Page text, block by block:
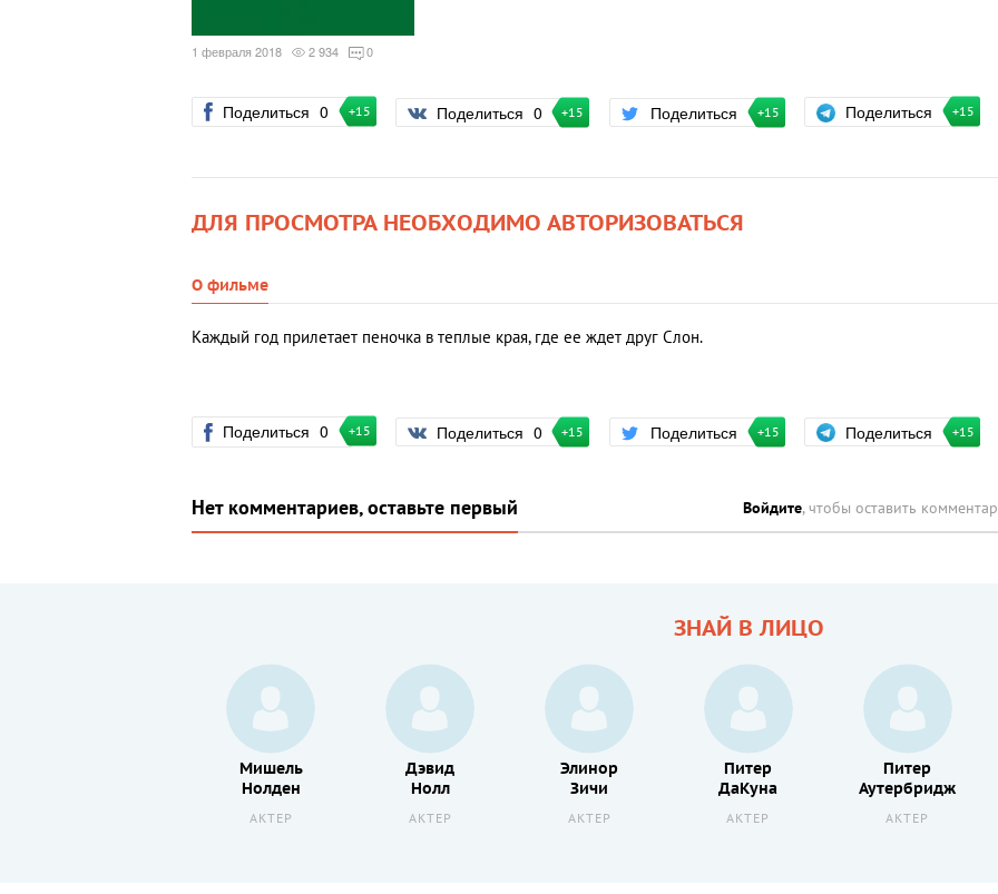
1 февраля 2018 2 934 0
Поделиться 0 +15 Поделиться 0 +15 Поделиться +15 Поделиться +15
ДЛЯ ПРОСМОТРА НЕОБХОДИМО АВТОРИЗОВАТЬСЯ
О фильме
Каждый год прилетает пеночка в теплые края, где ее ждет друг Слон.
Поделиться 0 +15 Поделиться 0 +15 Поделиться +15 Поделиться +15
Нет комментариев, оставьте первый Войдите, чтобы оставить
ЗНАЙ В ЛИЦО
Мишель
Нолден
АКТЕР
Дэвид
Нолл
АКТЕР
Элинор
Зичи
АКТЕР
Питер
ДаКуна
АКТЕР
Питер
Аутербридж
АКТЕР